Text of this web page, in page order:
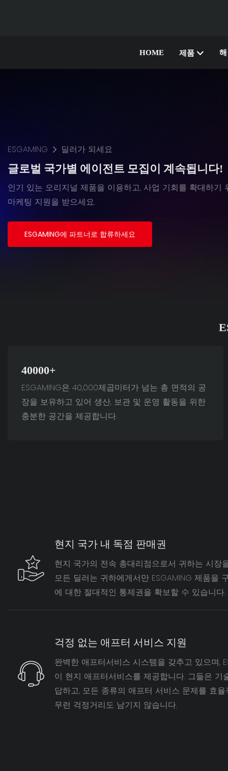
HOME 제품
ESGAMING 딜러가 되세요
글로벌 국가별 에이전트 모집이 계속됩니다!
인기 있는 오리지널 제품을 이용하고, 사업 기회를 확대하기
마케팅 지원을 받으세요.
ESGAMING에 파트너로 합류하세요
40000+
ESGAMING은 40,000제곱미터가 넘는 총 면적의 공
장을 보유하고 있어 생산, 보관 및 운영 활동을 위한
충분한 공간을 제공합니다.
현지 국가 내 독점 판매권
현지 국가의 전속 총대리점으로서 귀하는 시장
모든 딜러는 귀하에게서만 ESGAMING 제품을
에 대한 절대적인 통제권을 확보할 수 있습니다.
걱정 없는 애프터 서비스 지원
완벽한 애프터서비스 시스템을 갖추고 있으며,
이 현지 애프터서비스를 제공합니다. 그들은 기
답하고, 모든 종류의 애프터 서비스 문제를 효
무런 걱정거리도 남기지 않습니다.